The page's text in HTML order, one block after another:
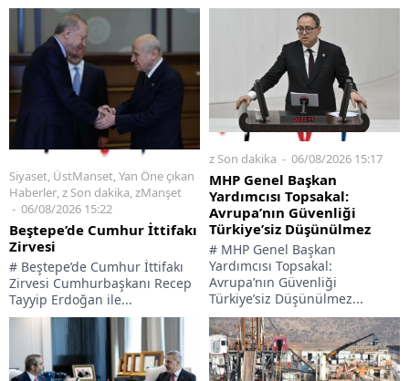
Siyaset, ÜstManset,Yan Öne çıkan
Haberler,z Son dakika,zManşet
06/08/2026 15:22
Beştepe’de Cumhur İttifakı
Zirvesi
# Beştepe’de Cumhur İttifakı
Zirvesi Cumhurbaşkanı Recep
Tayyip Erdoğan ile...
z Son dakika 06/08/2026 15:17
MHP Genel Başkan
Yardımcısı Topsakal:
Avrupa’nın Güvenliği
Türkiye’siz Düşünülmez
# MHP Genel Başkan
Yardımcısı Topsakal:
Avrupa’nın Güvenliği
Türkiye’siz Düşünülmez...